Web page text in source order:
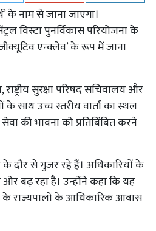
के नाम से जाना जाएगा।
विस्टा पुनर्विकास परियोजना के
एन्क्लेव’ के रूप में जाना
सुरक्षा परिषद सचिवालय और
के साथ उच्च स्तरीय वार्ता का स्थल
की भावना को प्रतिबिंबित करने
दौर से गुजर रहे हैं। अधिकारियों के
ओर बढ़ रहा है। उन्होंने कहा कि यह
के राज्यपालों के आधिकारिक आवास